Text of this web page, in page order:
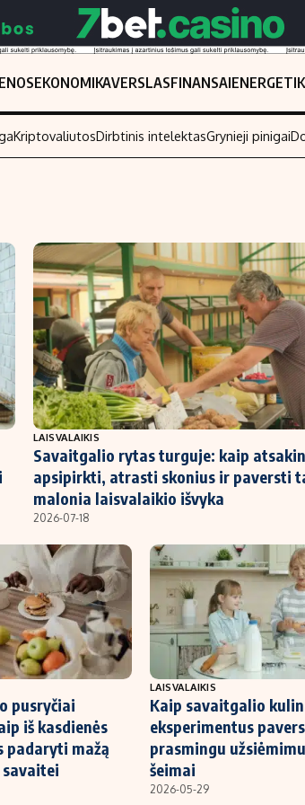
EKONOMIKAVERSLASFINANSAI
Investavimas
Akcijų rinka
Saulės elektrinės
Kriptovaliutos
Infliacija
Migracija
KriptovaliutosDirbtinis intelektasGrynieji pinigai
LAISVALAIKIS
Savaitgalio rytas turguje: kaip
apsipirkti, atrasti skonius ir paversti
malonia laisvalaikio išvyka
2026-07-18
pusryčiai
iš kasdienės
padaryti mažą
LAISVALAIKIS
Kaip savaitgalio
eksperimentus
prasmingu
šeimai
2026-05-29